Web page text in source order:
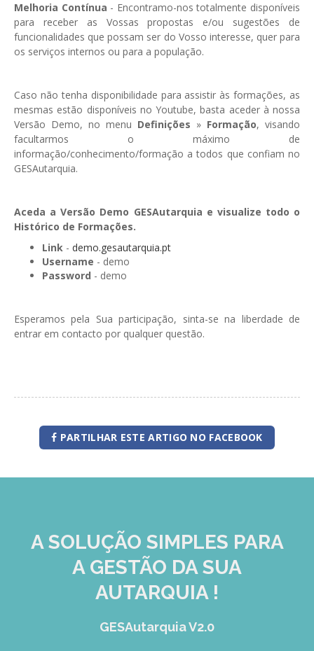
GESSIADAP III
GESViaturasAbandonadas
Portal da Freguesia
Melhoria Contínua - Encontramo-nos totalmente disponíveis
para receber as Vossas propostas e/ou sugestões de
funcionalidades que possam ser do Vosso interesse, quer para
os serviços internos ou para a população.
Caso não tenha disponibilidade para assistir às formações, as
mesmas estão disponíveis no Youtube, basta aceder à nossa
Versão Demo, no menu Definições » Formação, visando
facultarmos o máximo de
informação/conhecimento/formação a todos que confiam no
GESAutarquia.
Aceda a Versão Demo GESAutarquia e visualize todo o
Histórico de Formações.
Link - demo.gesautarquia.pt
Username - demo
Password - demo
Esperamos pela Sua participação, sinta-se na liberdade de
entrar em contacto por qualquer questão.
PARTILHAR ESTE ARTIGO NO FACEBOOK
A SOLUÇÃO SIMPLES PARA
A GESTÃO DA SUA
AUTARQUIA !
GESAutarquia V2.0